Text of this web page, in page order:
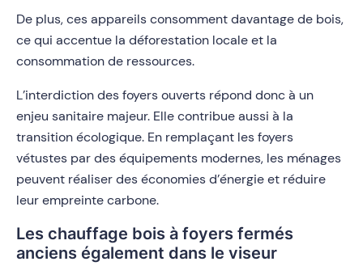
De plus, ces appareils consomment davantage de bois,
ce qui accentue la déforestation locale et la
consommation de ressources.
L’interdiction des foyers ouverts répond donc à un
enjeu sanitaire majeur. Elle contribue aussi à la
transition écologique. En remplaçant les foyers
vétustes par des équipements modernes, les ménages
peuvent réaliser des économies d’énergie et réduire
leur empreinte carbone.
Les chauffage bois à foyers fermés
anciens également dans le viseur